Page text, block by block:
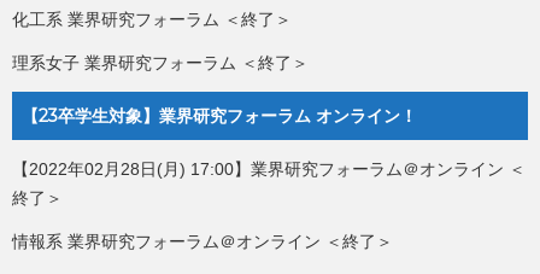
化工系 業界研究フォーラム ＜終了＞
理系女子 業界研究フォーラム ＜終了＞
【23卒学生対象】業界研究フォーラム オンライン！
【2022年02月28日(月) 17:00】業界研究フォーラム＠オンライン ＜
終了＞
情報系 業界研究フォーラム＠オンライン ＜終了＞